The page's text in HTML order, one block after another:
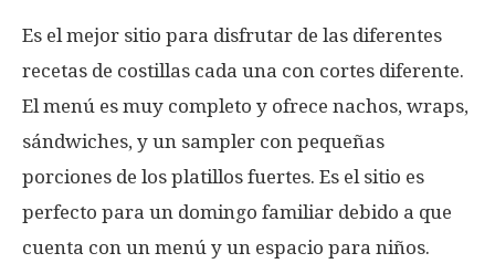
Es el mejor sitio para disfrutar de las diferentes
recetas de costillas cada una con cortes diferente.
El menú es muy completo y ofrece nachos, wraps,
sándwiches, y un sampler con pequeñas
porciones de los platillos fuertes. Es el sitio es
perfecto para un domingo familiar debido a que
cuenta con un menú y un espacio para niños.